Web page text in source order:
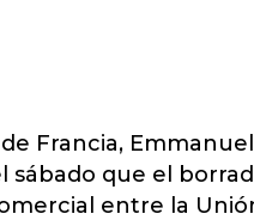
Francia, Emmanuel
sábado que el
entre la